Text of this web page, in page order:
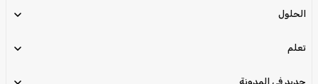
الحلول
تعلم
جديد في المدونة